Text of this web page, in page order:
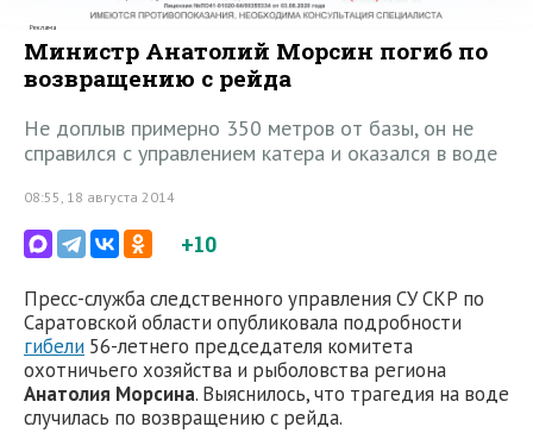
Реклама
Министр Анатолий Морсин погиб по
возвращению с рейда
Не доплыв примерно 350 метров от базы, он не
справился с управлением катера и оказался в воде
08:55, 18 августа 2014
+10
Пресс-служба следственного управления СУ СКР по
Саратовской области опубликовала подробности
гибели 56-летнего председателя комитета
охотничьего хозяйства и рыболовства региона
Анатолия Морсина. Выяснилось, что трагедия на воде
случилась по возвращению с рейда.